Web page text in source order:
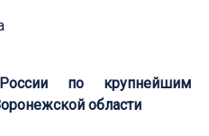
по крупнейшим
области